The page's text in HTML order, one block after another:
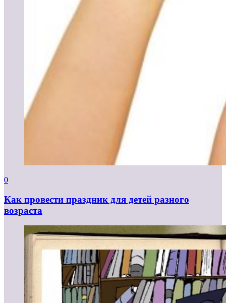
0
Как провести праздник для детей разного
возраста